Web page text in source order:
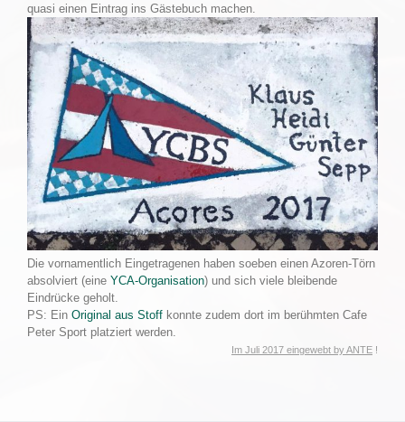
quasi einen Eintrag ins Gästebuch machen.
Die vornamentlich Eingetragenen haben soeben einen Azoren-Törn
absolviert (eine YCA-Organisation) und sich viele bleibende
Eindrücke geholt.
PS: Ein Original aus Stoff konnte zudem dort im berühmten Cafe
Peter Sport platziert werden.
Im Juli 2017 eingewebt byANTE !